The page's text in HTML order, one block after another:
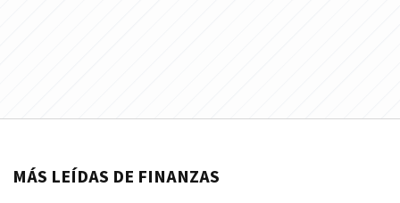
MÁS LEÍDAS DE FINANZAS